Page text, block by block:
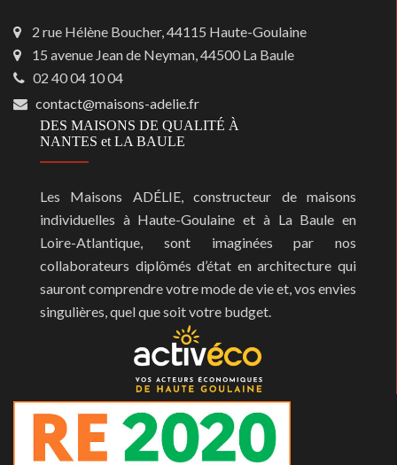
2 rue Hélène Boucher, 44115 Haute-Goulaine
15 avenue Jean de Neyman, 44500 La Baule
02 40 04 10 04
contact@maisons-adelie.fr
DES MAISONS DE QUALITÉ À
NANTES et LA BAULE
Les Maisons ADÉLIE, constructeur de maisons
individuelles à Haute-Goulaine et à La Baule en
Loire-Atlantique, sont imaginées par nos
collaborateurs diplômés d’état en architecture qui
sauront comprendre votre mode de vie et, vos envies
singulières, quel que soit votre budget.